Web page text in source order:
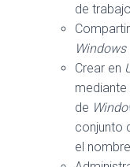
de
Windows
Crear en
de
conjunto
el nombre